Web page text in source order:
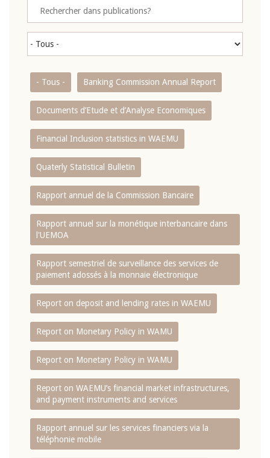
- Tous - Banking Commission Annual Report
Documents d’Etude et d’Analyse Economiques
Financial Inclusion statistics in WAEMU
Quaterly Statistical Bulletin
Rapport annuel de la Commission Bancaire
Rapport annuel sur la monétique interbancaire dans
l'UEMOA
Rapport semestriel de surveillance des services de
paiement adossés à la monnaie électronique
Report on deposit and lending rates in WAEMU
Report on Monetary Policy in WAMU
Report on Monetary Policy in WAMU
Report on WAEMU’s financial market infrastructures,
and payment instruments and services
Rapport annuel sur les services financiers via la
téléphonie mobile